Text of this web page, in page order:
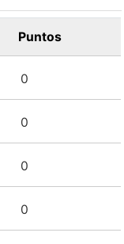
Puntos
0
0
0
0